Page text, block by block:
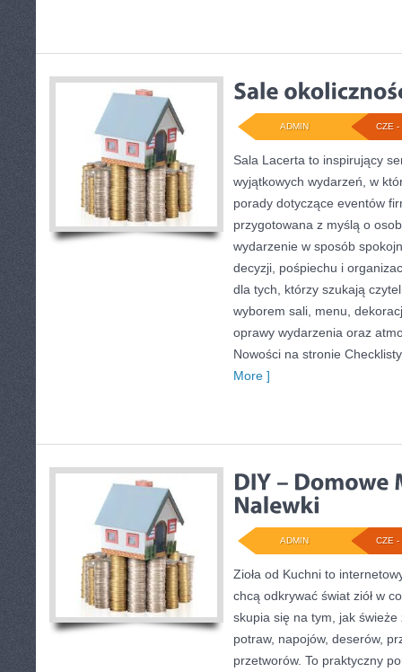
CZE -
ADMIN
Sala Lacerta to inspirujący
wyjątkowych wydarzeń, w
porady dotyczące eventów
przygotowana z myślą o
wydarzenie w sposób
decyzji, pośpiechu i
dla tych, którzy szukają
wyborem sali, menu,
oprawy wydarzenia oraz
Nowości na stronie
More ]
CZE -
ADMIN
Zioła od Kuchni to
chcą odkrywać świat ziół w
skupia się na tym, jak świeże
potraw, napojów, deserów,
przetworów. To praktyczny